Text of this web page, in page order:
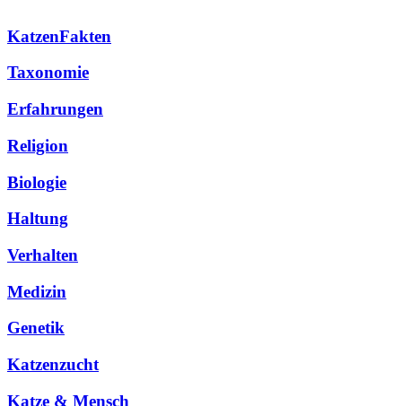
KatzenFakten
Taxonomie
Erfahrungen
Religion
Biologie
Haltung
Verhalten
Medizin
Genetik
Katzenzucht
Katze & Mensch